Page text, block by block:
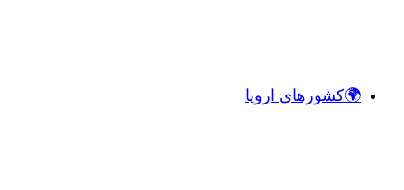
🌍کشورهای اروپا